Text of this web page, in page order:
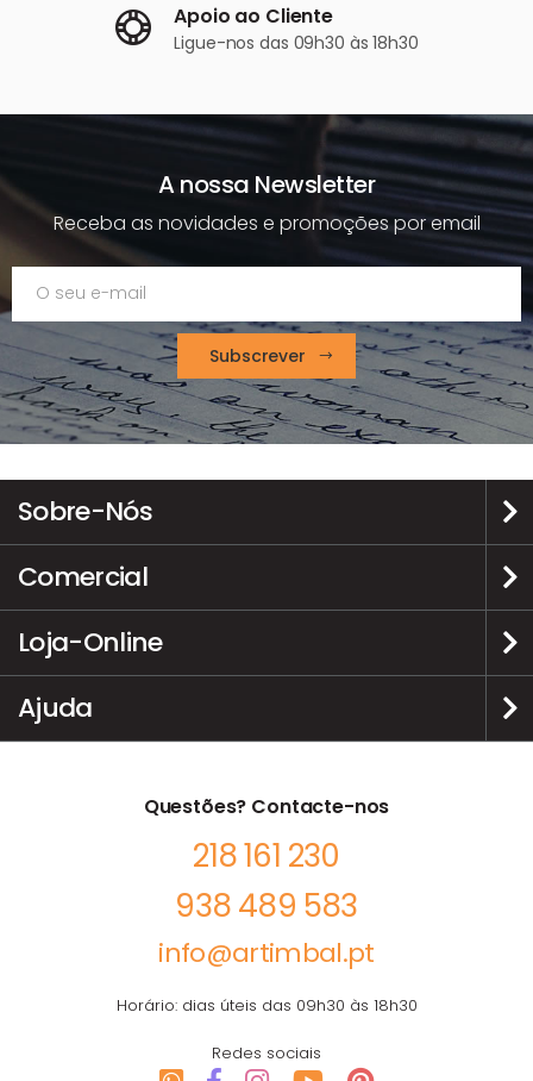
Apoio ao Cliente
Ligue-nos das 09h30 às 18h30
A nossa Newsletter
Receba as novidades e promoções por email
Subscrever
Sobre-Nós
Comercial
Loja-Online
Ajuda
Questões? Contacte-nos
218 161 230
938 489 583
info@artimbal.pt
Horário: dias úteis das 09h30 às 18h30
Redes sociais